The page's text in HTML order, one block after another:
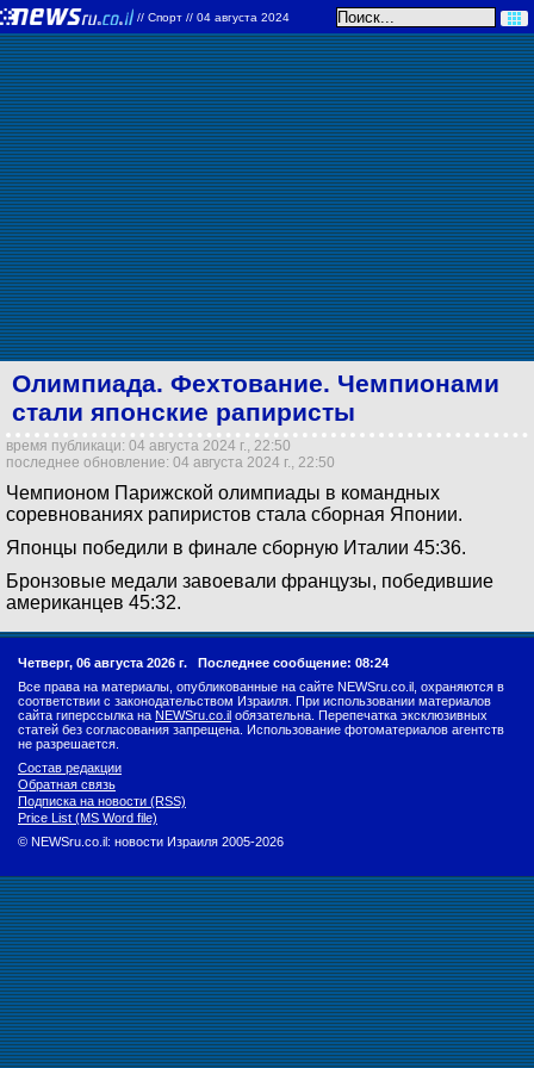
// Спорт // 04 августа 2024
Олимпиада. Фехтование. Чемпионами
стали японские рапиристы
время публикаци: 04 августа 2024 г., 22:50
последнее обновление: 04 августа 2024 г., 22:50
Чемпионом Парижской олимпиады в командных
соревнованиях рапиристов стала сборная Японии.
Японцы победили в финале сборную Италии 45:36.
Бронзовые медали завоевали французы, победившие
американцев 45:32.
Четверг, 06 августа 2026 г. Последнее сообщение: 08:24
Все права на материалы, опубликованные на сайте NEWSru.co.il, охраняются в
соответствии с законодательством Израиля. При использовании материалов
сайта гиперссылка на NEWSru.co.il обязательна. Перепечатка эксклюзивных
статей без согласования запрещена. Использование фотоматериалов агентств
не разрешается.
Состав редакции
Обратная связь
Подписка на новости (RSS)
Price List (MS Word file)
© NEWSru.co.il: новости Израиля 2005-2026